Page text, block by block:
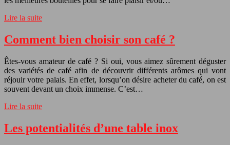
Lire la suite
Comment bien choisir son café ?
Êtes-vous amateur de café ? Si oui, vous aimez sûrement déguster
des variétés de café afin de découvrir différents arômes qui vont
réjouir votre palais. En effet, lorsqu’on désire acheter du café, on est
souvent devant un choix immense. C’est…
Lire la suite
Les potentialités d’une table inox